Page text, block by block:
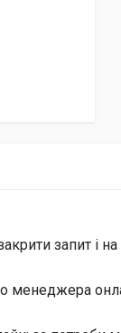
запит і на
менеджера